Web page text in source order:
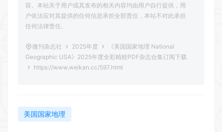
容。本站关于用户或其发布的相关内容均由用户自行提供，用
户依法应对其提供的任何信息承担全部责任，本站不对此承担
任何法律责任。
微刊杂志社 2025年度
《美国国家地理 National
Geographic USA》2025年度全彩精校PDF杂志合集订阅下载
https://www.weikan.cc/597.html
美国国家地理